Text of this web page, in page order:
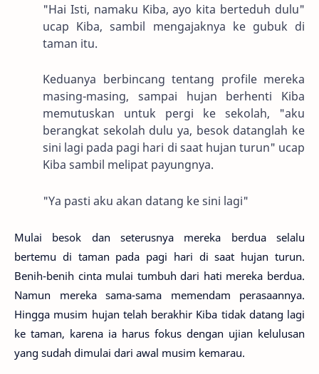
"Hai Isti, namaku Kiba, ayo kita berteduh dulu"
ucap Kiba, sambil mengajaknya ke gubuk di
taman itu.
Keduanya berbincang tentang profile mereka
masing-masing, sampai hujan berhenti Kiba
memutuskan untuk pergi ke sekolah, "aku
berangkat sekolah dulu ya, besok datanglah ke
sini lagi pada pagi hari di saat hujan turun" ucap
Kiba sambil melipat payungnya.
"Ya pasti aku akan datang ke sini lagi"
Mulai besok dan seterusnya mereka berdua selalu
bertemu di taman pada pagi hari di saat hujan turun.
Benih-benih cinta mulai tumbuh dari hati mereka berdua.
Namun mereka sama-sama memendam perasaannya.
Hingga musim hujan telah berakhir Kiba tidak datang lagi
ke taman, karena ia harus fokus dengan ujian kelulusan
yang sudah dimulai dari awal musim kemarau.